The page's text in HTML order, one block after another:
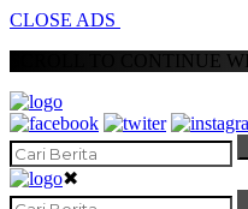
CLOSE ADS
SCROLL TO CONTINUE
✖